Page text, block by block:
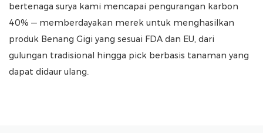
bertenaga surya kami mencapai pengurangan karbon
40% — memberdayakan merek untuk menghasilkan
produk Benang Gigi yang sesuai FDA dan EU, dari
gulungan tradisional hingga pick berbasis tanaman yang
dapat didaur ulang.